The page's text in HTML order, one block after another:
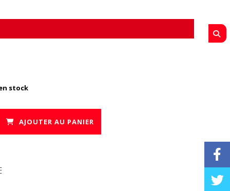
stock
AJOUTER AU PANIER